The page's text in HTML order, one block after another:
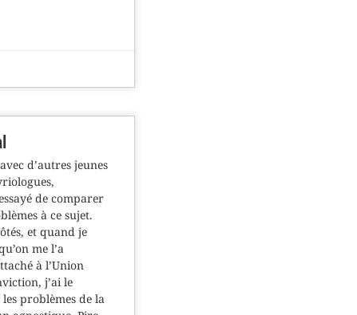
d’autres jeunes
de comparer
à ce sujet.
et quand je
me l’a
à l’Union
j’ai le
problèmes de la